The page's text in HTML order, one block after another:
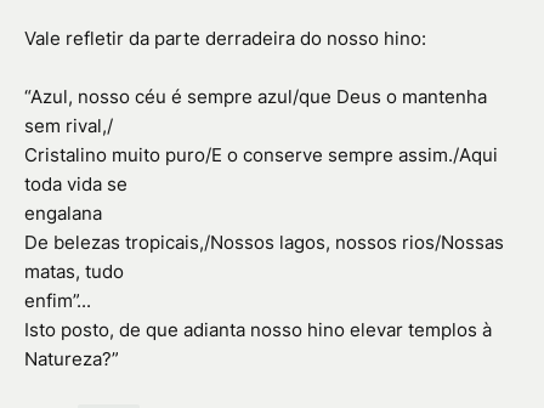
Vale refletir da parte derradeira do nosso hino:
“Azul, nosso céu é sempre azul/que Deus o mantenha
sem rival,/
Cristalino muito puro/E o conserve sempre assim./Aqui
toda vida se
engalana
De belezas tropicais,/Nossos lagos, nossos rios/Nossas
matas, tudo
enfim”...
Isto posto, de que adianta nosso hino elevar templos à
Natureza?”